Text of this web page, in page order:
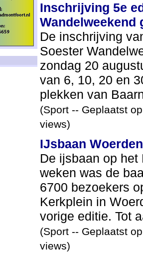
Inschrijving 5e
Wandelweekend
De inschrijving
Soester
zondag 20
van 6, 10, 20 en
plekken van
(Sport -- Geplaatst
views)
IJsbaan
De ijsbaan op
weken was de
6700 bezoekers
Kerkplein in
vorige editie. Tot
(Sport -- Geplaatst
views)